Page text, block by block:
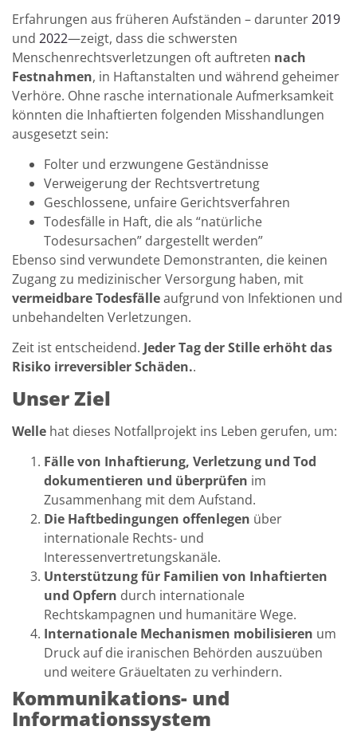
Erfahrungen aus früheren Aufständen – darunter2019
und 2022—zeigt, dass die schwersten
Menschenrechtsverletzungen oft auftreten nach
Festnahmen, in Haftanstalten und während geheimer
Verhöre. Ohne rasche internationale Aufmerksamkeit
könnten die Inhaftierten folgenden Misshandlungen
ausgesetzt sein:
Folter und erzwungene Geständnisse
Verweigerung der Rechtsvertretung
Geschlossene, unfaire Gerichtsverfahren
Todesfälle in Haft, die als “natürliche
Todesursachen” dargestellt werden”
Ebenso sind verwundete Demonstranten, die keinen
Zugang zu medizinischer Versorgung haben, mit
vermeidbare Todesfälleaufgrund von Infektionen und
unbehandelten Verletzungen.
Zeit ist entscheidend. Jeder Tag der Stille erhöht das
Risiko irreversibler Schäden..
Unser Ziel
Welle hat dieses Notfallprojekt ins Leben gerufen, um:
Fälle von Inhaftierung, Verletzung und Tod
dokumentieren und überprüfen im
Zusammenhang mit dem Aufstand.
Die Haftbedingungen offenlegen über
internationale Rechts- und
Interessenvertretungskanäle.
Unterstützung für Familien von Inhaftierten
und Opfern durch internationale
Rechtskampagnen und humanitäre Wege.
Internationale Mechanismen mobilisieren um
Druck auf die iranischen Behörden auszuüben
und weitere Gräueltaten zu verhindern.
Kommunikations- und
Informationssystem